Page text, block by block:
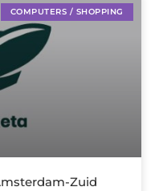
COMPUTERS / SHOPPING
Zuid